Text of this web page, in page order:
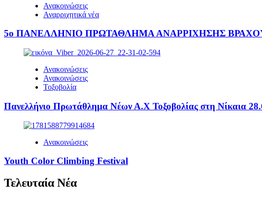
Ανακοινώσεις
Αναρριχητικά νέα
5ο ΠΑΝΕΛΛΗΝΙΟ ΠΡΩΤΑΘΛΗΜΑ ΑΝΑΡΡΙΧΗΣΗΣ ΒΡΑΧΟΥ
Ανακοινώσεις
Ανακοινώσεις
Τοξοβολία
Πανελλήνιο Πρωτάθλημα Νέων Α.Χ Τοξοβολίας στη Νίκαια
Ανακοινώσεις
Youth Color Climbing Festival
Τελευταία Νέα